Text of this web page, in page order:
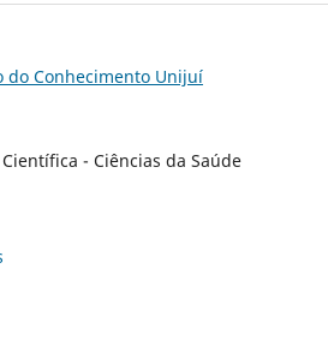
do Conhecimento Unijuí
- Ciências da Saúde